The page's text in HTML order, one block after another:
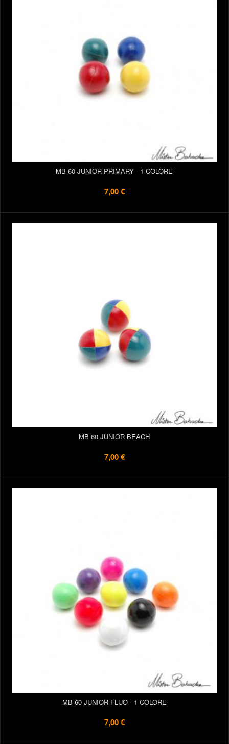
MB 60 JUNIOR PRIMARY - 1 COLORE
7,00 €
MB 60 JUNIOR BEACH
7,00 €
MB 60 JUNIOR FLUO - 1 COLORE
7,00 €